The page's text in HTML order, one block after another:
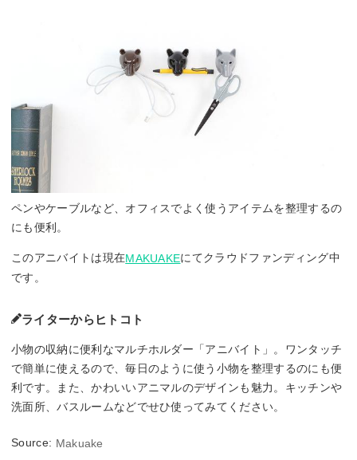
ペンやケーブルなど、オフィスでよく使うアイテムを整理するの
にも便利。
このアニバイトは現在MAKUAKEにてクラウドファンディング中
です。
ライターからヒトコト
小物の収納に便利なマルチホルダー「アニバイト」。ワンタッチ
で簡単に使えるので、毎日のように使う小物を整理するのにも便
利です。また、かわいいアニマルのデザインも魅力。キッチンや
洗面所、バスルームなどでせひ使ってみてください。
Source: Makuake